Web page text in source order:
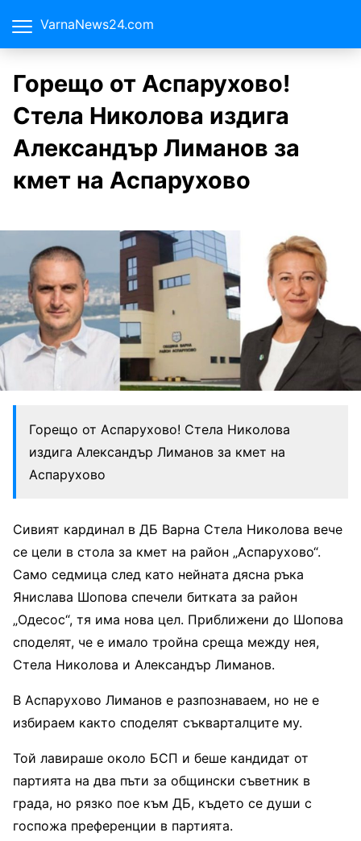
VarnaNews24.com
Горещо от Аспарухово!
Стела Николова издига
Александър Лиманов за
кмет на Аспарухово
Горещо от Аспарухово! Стела Николова
издига Александър Лиманов за кмет на
Аспарухово
Сивият кардинал в ДБ Варна Стела Николова вече
се цели в стола за кмет на район „Аспарухово“.
Само седмица след като нейната дясна ръка
Янислава Шопова спечели битката за район
„Одесос“, тя има нова цел. Приближени до Шопова
споделят, че е имало тройна среща между нея,
Стела Николова и Александър Лиманов.
В Аспарухово Лиманов е разпознаваем, но не е
избираем както споделят съкварталците му.
Той лавираше около БСП и беше кандидат от
партията на два пъти за общински съветник в
града, но рязко пое към ДБ, където се души с
госпожа преференции в партията.